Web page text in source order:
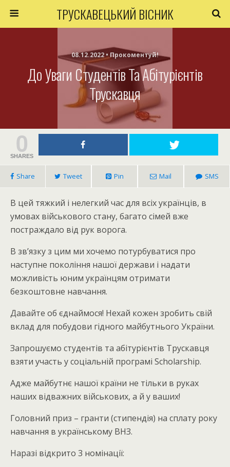
ТРУСКАВЕЦЬКИЙ ВІСНИК
08.12.2022 • Прокоментуй!
До Уваги Студентів Та Абітурієнтів
Трускавця
0
SHARES
Share Tweet Pin Mail SMS
В цей тяжкий і нелегкий час для всіх українців, в
умовах військового стану, багато сімей вже
постраждало від рук ворога.
В зв’язку з цим ми хочемо потурбуватися про
наступне покоління нашої держави і надати
можливість юним українцям отримати
безкоштовне навчання.
Давайте об єднаймося! Нехай кожен зробить свій
вклад для побудови гідного майбутнього України.
Запрошуємо студентів та абітурієнтів Трускавця
взяти участь у соціальній програмі Scholarship.
Адже майбутнє нашої країни не тільки в руках
наших відважних військових, а й у ваших!
Головний приз – гранти (стипендія) на сплату року
навчання в українському ВНЗ.
Наразі відкрито 3 номінації: